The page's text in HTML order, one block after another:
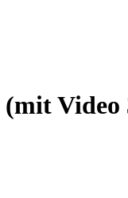
Video